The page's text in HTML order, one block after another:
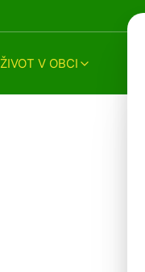
ŽIVOT V OBCI